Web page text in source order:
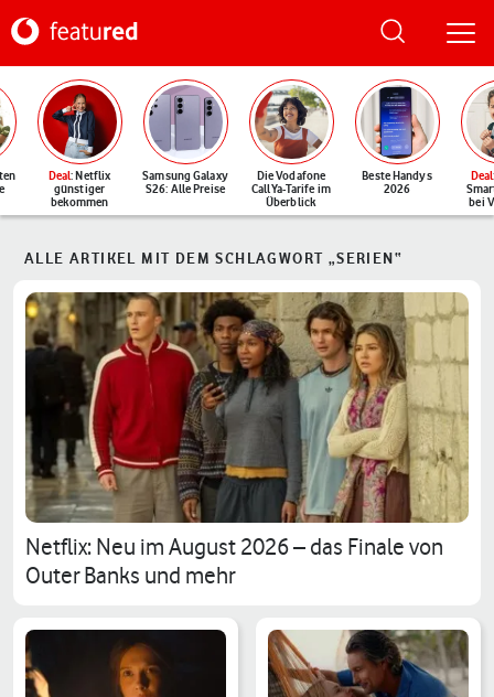
Deal: Netflix
günstiger
bekommen
Samsung Galaxy
S26: Alle Preise
Die Vodafone
CallYa-Tarife im
Überblick
Beste Handys
2026
Deal
bei
ALLE ARTIKEL MIT DEM SCHLAGWORT „SERIEN“
Netflix: Neu im August 2026 – das Finale von
Outer Banks und mehr